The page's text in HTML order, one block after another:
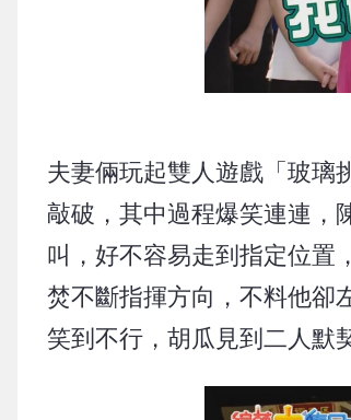
夫妻倆玩起雙人遊戲「玻璃
敲破，其中過程爆笑連連，
叫，好不容易走到指定位置
焚不斷指揮方向，不料他卻
笑到不行，胡瓜見到二人默